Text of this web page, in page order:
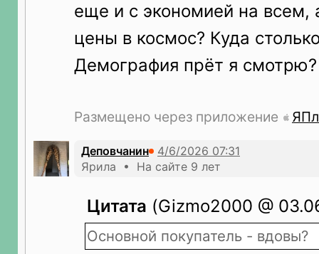
еще и с экономией на всем,
цены в космос? Куда
Демография прёт я смотрю?
Размещено через приложение
Деповчанин
Ярила • На сайте 9 лет
Цитата (Gizmo2000 @
Основной покупатель - вдовы?